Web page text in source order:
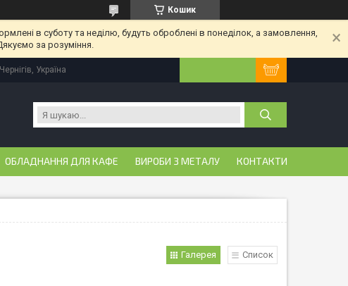
Кошик
в суботу та неділю, будуть оброблені в понеділок, а замовлення,
за розуміння.
Україна
ОБЛАДНАННЯ ДЛЯ КАФЕ ВИРОБИ З МЕТАЛУ КОНТАКТИ
Галерея Список